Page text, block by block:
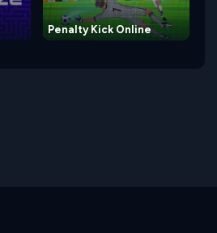
Penalty Kick Online